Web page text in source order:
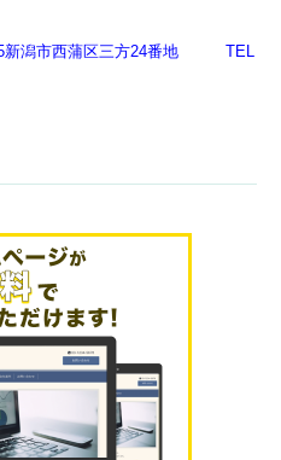
新潟市西蒲区三方24番地
TEL